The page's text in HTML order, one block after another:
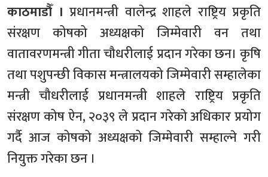
काठमाडौँ । प्रधानमन्त्री वालेन्द्र शाहले राष्ट्रिय प्रकृति
संरक्षण कोषको अध्यक्षको जिम्मेवारी वन तथा
वातावरणमन्त्री गीता चौधरीलाई प्रदान गरेका छन। कृषि
तथा पशुपन्छी विकास मन्त्रालयको जिम्मेवारी सम्हालेका
मन्त्री चौधरीलाई प्रधानमन्त्री शाहले राष्ट्रिय प्रकृति
संरक्षण कोष ऐन, २०३९ ले प्रदान गरेको अधिकार प्रयोग
गर्दै आज कोषको अध्यक्षको जिम्मेवारी सम्हाल्ने गरी
नियुक्त गरेका छन ।